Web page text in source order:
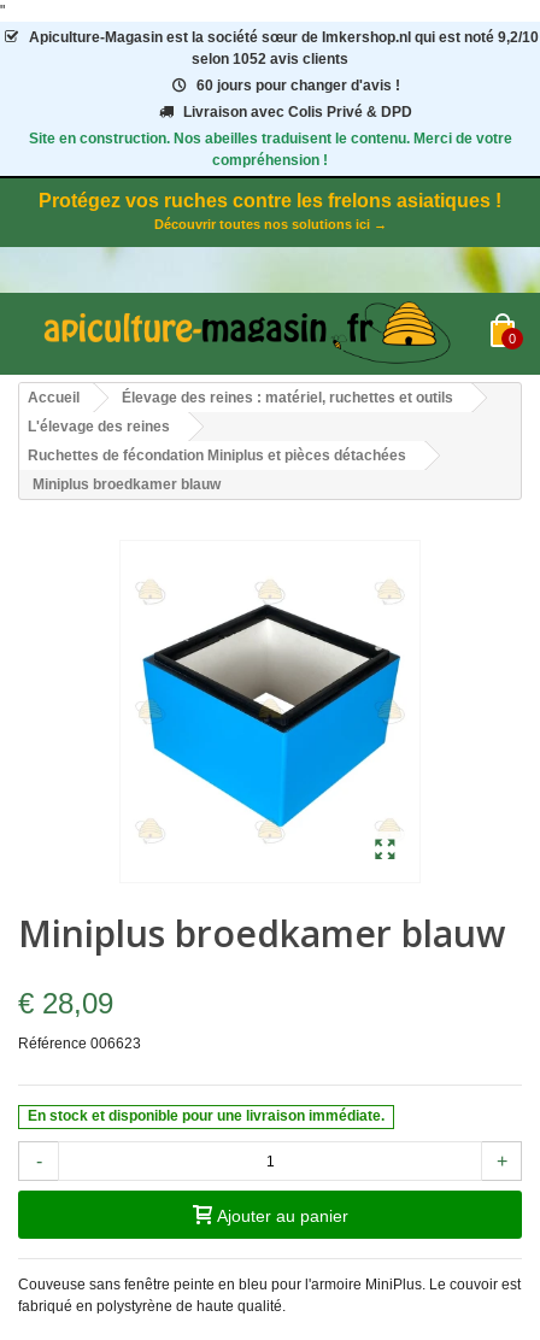
"
Apiculture-Magasinest la société sœur de Imkershop.nl qui est noté 9,2/10
selon 1052 avis clients
60 jours pour changer d'avis !
Livraison avec Colis Privé & DPD
Site en construction. Nos abeilles traduisent le contenu. Merci de votre
compréhension !
Protégez vos ruches contre les frelons asiatiques !
Découvrir toutes nos solutions ici →
0
Accueil
Élevage des reines : matériel, ruchettes et outils
L'élevage des reines
Ruchettes de fécondation Miniplus et pièces détachées
Miniplus broedkamer blauw
Miniplus broedkamer blauw
€ 28,09
Référence 006623
En stock et disponible pour une livraison immédiate.
- +
Ajouter au panier
Couveuse sans fenêtre peinte en bleu pour l'armoire MiniPlus. Le couvoir est
fabriqué en polystyrène de haute qualité.